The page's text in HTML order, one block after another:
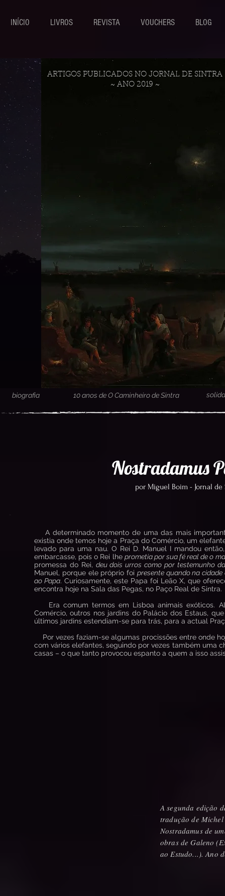
INÍCIO LIVROS REVISTA VOUCHERS BLOG
ARTIGOS PUBLICADOS NO JORNAL DE SINTRA
~ ANO 2019 ~
biografia 10 anos de O Caminheiro de Sintra
Nostradamus
por Miguel Boim - Jornal
A determinado momento de uma das mais
existia onde temos hoje a Praça do Comércio, um
levado para uma nau. O Rei D. Manuel I mandou
embarcasse, pois o Rei lhe prometia por sua fé real de o
promessa do Rei, deu dois urros como por testemunho
Manuel, porque ele próprio foi presente quando na
ao Papa. Curiosamente, este Papa foi Leão X, que
encontra hoje na Sala das Pegas, no Paço Real de Sintra.
Era comum termos em Lisboa animais exóticos.
Comércio, outros nos jardins do Palácio dos Estaus,
últimos jardins estendiam-se para trás, para a actual
Por vezes faziam-se algumas procissões entre onde
com vários elefantes, seguindo por vezes também uma
casas – o que tanto provocou espanto a quem a isso
A segunda edição
tradução de Michel
Nostradamus de
obras de Galeno
ao Estudo...). Ano